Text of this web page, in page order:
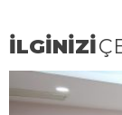
İLGİNİZİ